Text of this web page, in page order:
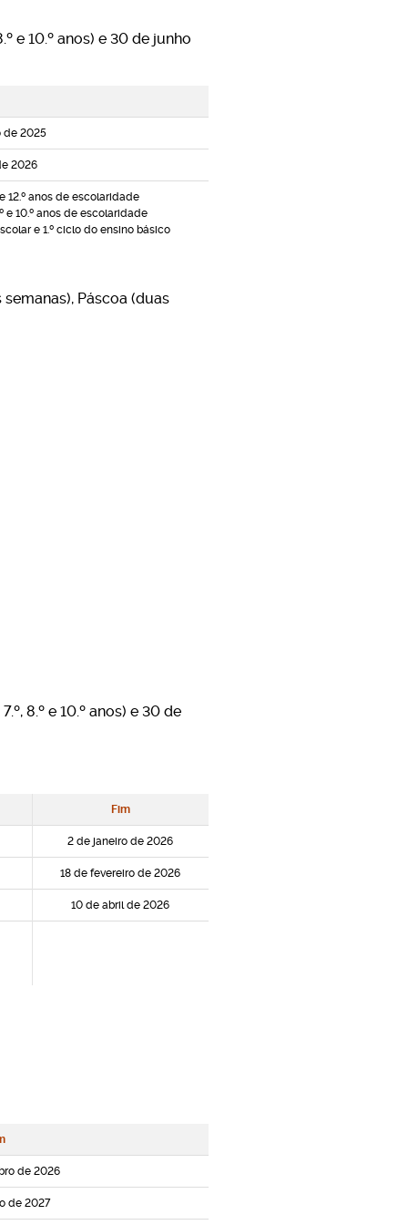
e 10.º anos) e 30 de junho
de 2025
2026
12.º anos de escolaridade
e 10.º anos de escolaridade
e 1.º ciclo do ensino básico
Páscoa (duas
8.º e 10.º anos) e 30 de
Fim
2 de janeiro de 2026
18 de fevereiro de 2026
10 de abril de 2026
de 2026
de 2027